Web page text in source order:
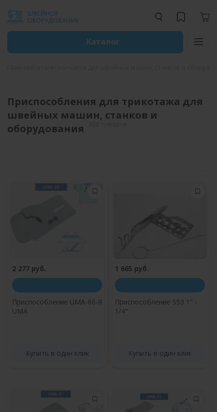
Каталог
Приспособления для трикотажа для
швейных машин, станков и
оборудования
2 277 руб.
Приспособление UMA-60-R
UMA
Купить в один клик
1 665 руб.
Приспособление S53 1" -
1/4"
Купить в один клик